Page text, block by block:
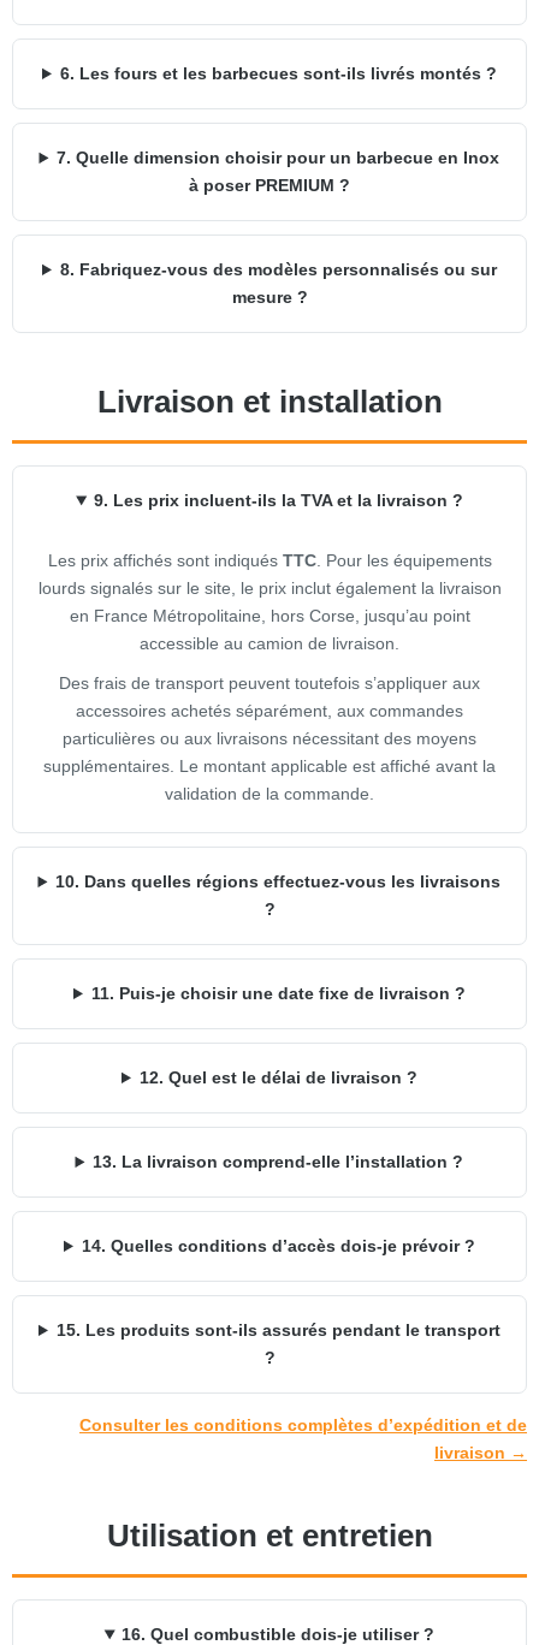
6. Les fours et les barbecues sont-ils livrés montés ?
7. Quelle dimension choisir pour un barbecue en Inox
à poser PREMIUM ?
8. Fabriquez-vous des modèles personnalisés ou sur
mesure ?
Livraison et installation
9. Les prix incluent-ils la TVA et la livraison ?
Les prix affichés sont indiqués TTC. Pour les équipements
lourds signalés sur le site, le prix inclut également la livraison
en France Métropolitaine, hors Corse, jusqu’au point
accessible au camion de livraison.
Des frais de transport peuvent toutefois s’appliquer aux
accessoires achetés séparément, aux commandes
particulières ou aux livraisons nécessitant des moyens
supplémentaires. Le montant applicable est affiché avant la
validation de la commande.
10. Dans quelles régions effectuez-vous les livraisons
?
11. Puis-je choisir une date fixe de livraison ?
12. Quel est le délai de livraison ?
13. La livraison comprend-elle l’installation ?
14. Quelles conditions d’accès dois-je prévoir ?
15. Les produits sont-ils assurés pendant le transport
?
Consulter les conditions complètes d’expédition et de
livraison →
Utilisation et entretien
16. Quel combustible dois-je utiliser ?